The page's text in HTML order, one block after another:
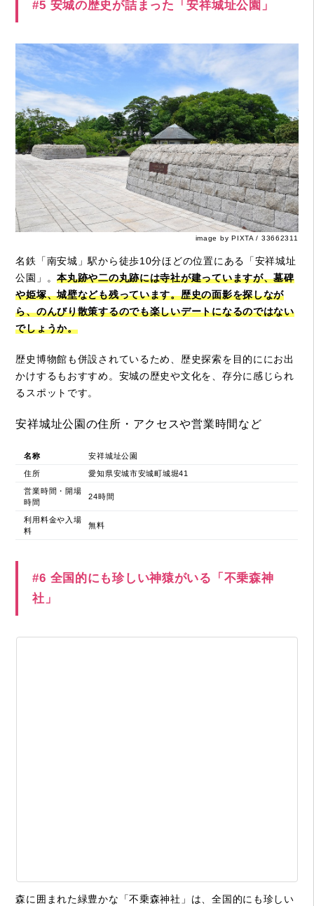
#5 安城の歴史が詰まった「安祥城址公園」
image by PIXTA / 33662311
名鉄「南安城」駅から徒歩10分ほどの位置にある「安祥城址
公園」。本丸跡や二の丸跡には寺社が建っていますが、墓碑
や姫塚、城壁なども残っています。歴史の面影を探しなが
ら、のんびり散策するのでも楽しいデートになるのではない
でしょうか。
歴史博物館も併設されているため、歴史探索を目的ににお出
かけするもおすすめ。安城の歴史や文化を、存分に感じられ
るスポットです。
安祥城址公園の住所・アクセスや営業時間など
名称 安祥城址公園
住所 愛知県安城市安城町城堀41
営業時間・開場
時間
24時間
利用料金や入場
料
無料
#6 全国的にも珍しい神猿がいる「不乗森神
社」
森に囲まれた緑豊かな「不乗森神社」は、全国的にも珍しい